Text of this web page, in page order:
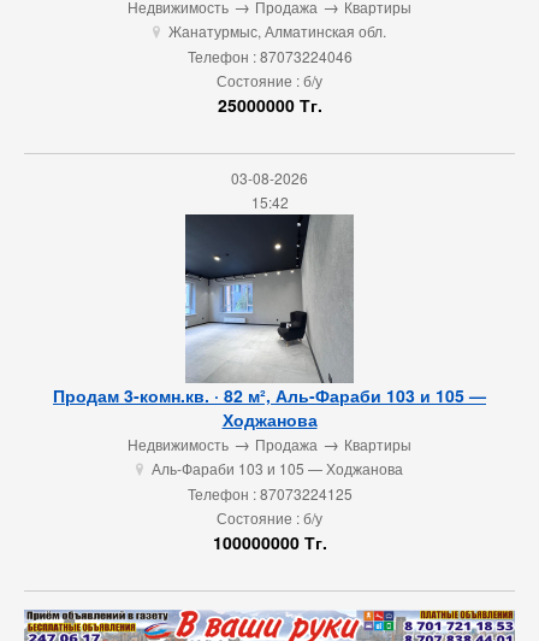
Недвижимость → Продажа → Квартиры
u Жанатурмыс, Алматинская обл.
Телефон : 87073224046
Состояние : б/у
25000000 Тг.
03-08-2026
15:42
Продам 3-комн.кв. · 82 м², Аль-Фараби 103 и 105 —
Ходжанова
Недвижимость → Продажа → Квартиры
u Аль-Фараби 103 и 105 — Ходжанова
Телефон : 87073224125
Состояние : б/у
100000000 Тг.